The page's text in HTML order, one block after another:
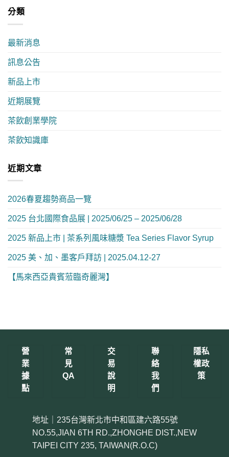
分類
最新消息
訊息公告
新品上市
近期展覽
茶飲創業學院
茶飲知識庫
近期文章
2026春夏趨勢商品一覽
2025 台北國際食品展 | 2025/06/25 – 2025/06/28
2025 新品上市 | 茶系列風味糖漿 Tea Series Flavor Syrup
2025 美、加、墨客戶拜訪 | 2025.04.12-27
【馬來西亞貴賓蒞臨奇麗灣】
營
業
據
點
常
見
QA
交
易
說
明
聯
絡
我
們
隱私
權政
策
地址｜235台灣新北市中和區建六路55號
NO.55,JIAN 6TH RD.,ZHONGHE DIST.,NEW
TAIPEI CITY 235, TAIWAN(R.O.C)